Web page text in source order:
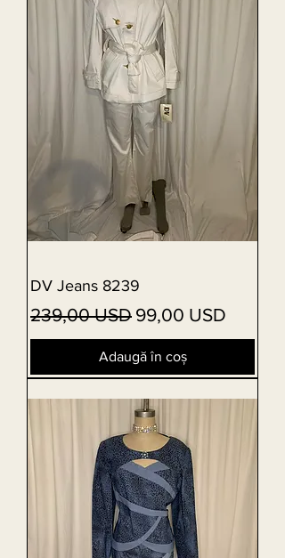
DV Jeans 8239
Preț normal
239,00 USD Preț redus
99,00 USD
Adaugă în coș